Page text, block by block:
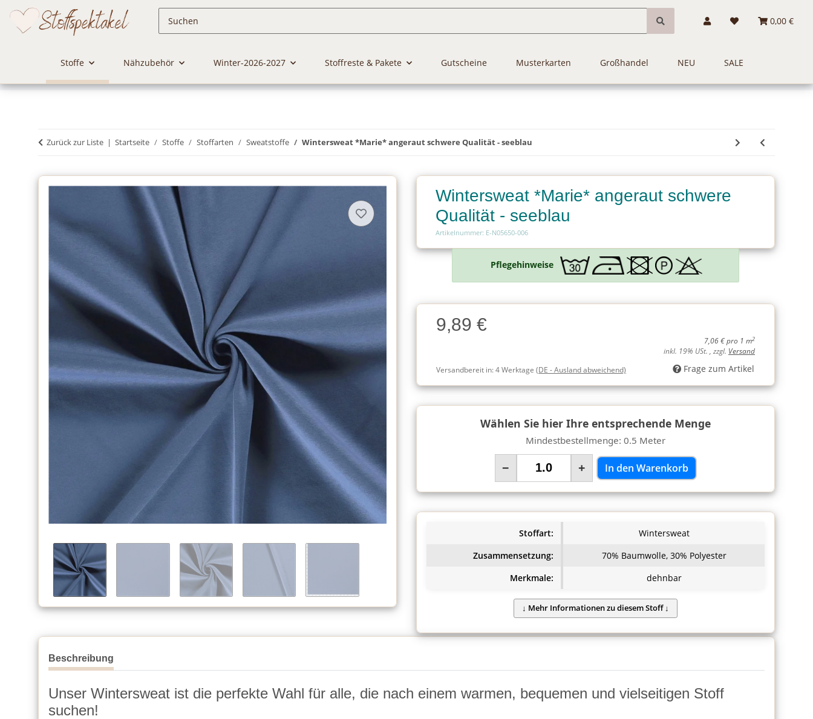
0,00 €
Stoffe Nähzubehör Winter-2026-2027 Stoffreste & Pakete Gutscheine Musterkarten Großhandel NEU SALE
Zurück zur Liste Startseite Stoffe Stoffarten Sweatstoffe Wintersweat *Marie* angeraut schwere Qualität - seeblau
Wintersweat *Marie* angeraut schwere
Qualität - seeblau
Artikelnummer: E-N05650-006
Pflegehinweise
Charge
Charge9,89 €
7,06 € pro 1 m2
inkl. 19% USt. , zzgl. Versand
Versandbereit in:4 Werktage (DE - Ausland abweichend) Frage zum Artikel
Wählen Sie hier Ihre entsprechende Menge
Mindestbestellmenge: 0.5 Meter
− + In den Warenkorb
Stoffart:
Wintersweat
Zusammensetzung:
70% Baumwolle, 30% Polyester
Merkmale:
dehnbar
Beschreibung
Unser Wintersweat ist die perfekte Wahl für alle, die nach einem warmen, bequemen und vielseitigen Stoff
suchen!